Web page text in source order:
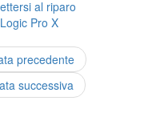
al riparo
Pro X
precedente
successiva